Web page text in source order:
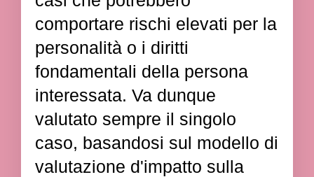
comportare rischi elevati per la
personalità o i diritti
fondamentali della persona
interessata. Va dunque
valutato sempre il singolo
caso, basandosi sul modello di
valutazione d'impatto sulla